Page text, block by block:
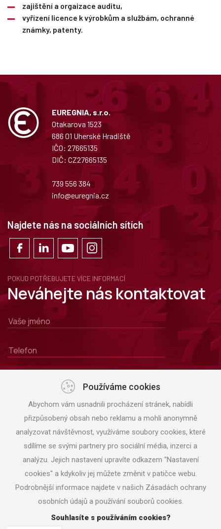
zajištění a orgaizace auditu,
vyřízení licence k výrobkům a službám, ochranné
známky, patenty.
EUREGNIA, s.r.o.
Otakarova 1523
686 01 Uherské Hradiště
IČO: 27665135
DIČ: CZ27665135
739 556 384
info@euregnia.cz
Najdete nás na sociálních sítích
POKUD POTŘEBUJETE VÍCE INFORMACÍ
Neváhejte nás kontaktovat
ODESLAT
Používáme cookies
Abychom vám usnadnili procházení stránek, nabídli
přizpůsobený obsah nebo reklamu a mohli anonymně
analyzovat návštěvnost, využíváme soubory cookies, které
sdílíme se svými partnery pro sociální média, inzerci a
analýzu. Jejich nastavení upravíte odkazem "Nastavení
cookies" a kdykoliv jej můžete změnit v patičce webu.
Podrobnější informace najdete v našich Zásadách ochrany
osobních údajů a používání souborů cookies.
Souhlasíte s používáním cookies?